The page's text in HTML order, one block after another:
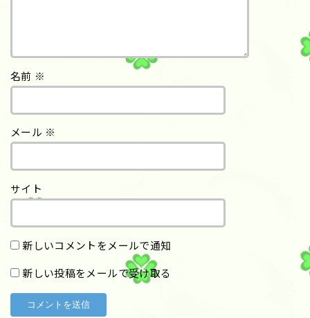
名前 ※
メール ※
サイト
新しいコメントをメールで通知
新しい投稿をメールで受け取る